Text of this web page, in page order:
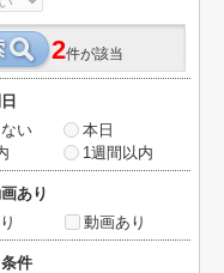
2件が該当
い
本日
1週間以内
あり
動画あり
件